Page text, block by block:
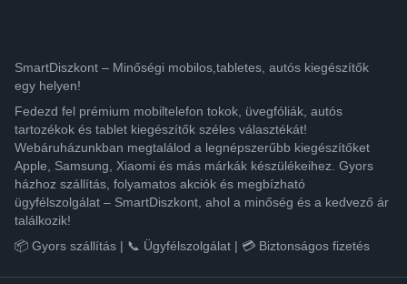
SmartDiszkont – Minőségi mobilos,tabletes, autós kiegészítők
egy helyen!
Fedezd fel prémium mobiltelefon tokok, üvegfóliák, autós
tartozékok és tablet kiegészítők széles választékát!
Webáruházunkban megtalálod a legnépszerűbb kiegészítőket
Apple, Samsung, Xiaomi és más márkák készülékeihez. Gyors
házhoz szállítás, folyamatos akciók és megbízható
ügyfélszolgálat – SmartDiszkont, ahol a minőség és a kedvező ár
találkozik!
📦 Gyors szállítás | 📞 Ügyfélszolgálat | 💳 Biztonságos fizetés